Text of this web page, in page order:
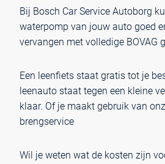
Bij Bosch Car Service Autoborg
waterpomp van jouw auto goed
vervangen met volledige BOVAG
Een leenfiets staat gratis tot je
leenauto staat tegen een kleine
klaar. Of je maakt gebruik van
brengservice
Wil je weten wat de kosten zijn